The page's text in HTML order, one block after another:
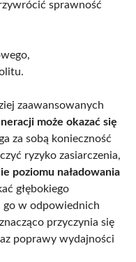
sprawność
zaawansowanych
może okazać się
za sobą konieczność
ryzyko zasiarczenia,
poziomu naładowania
głębokiego
go w odpowiednich
przyczynia się
poprawy wydajności